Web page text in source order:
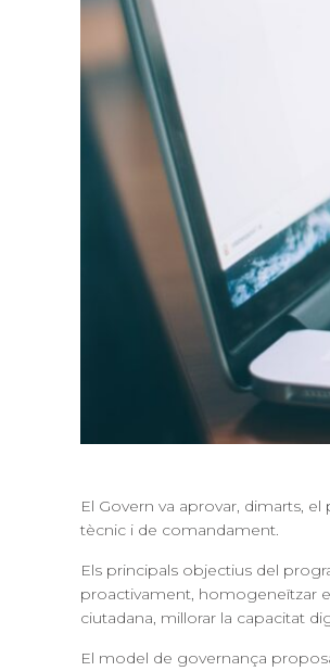
El Govern va aprovar, dimarts,
tècnic i de comandament.
Els principals objectius del
proactivament, homogeneïtzar
ciutadana, millorar la capacitat
El model de governança